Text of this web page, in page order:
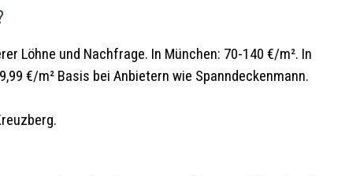
Löhne und Nachfrage. In München: 70-140 €/m². In
€/m² Basis bei Anbietern wie Spanndeckenmann.